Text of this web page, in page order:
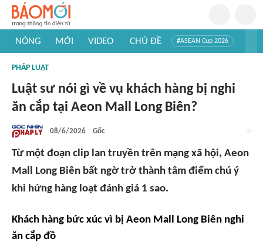
NÓNG MỚI VIDEO CHỦ ĐỀ #ASEAN Cup 2026
#Khám phá thế giới
PHÁP LUẬT
Luật sư nói gì về vụ khách hàng bị nghi
ăn cắp tại Aeon Mall Long Biên?
08/6/2026 Gốc
Từ một đoạn clip lan truyền trên mạng xã hội, Aeon
Mall Long Biên bất ngờ trở thành tâm điểm chú ý
khi hứng hàng loạt đánh giá 1 sao.
Khách hàng bức xúc vì bị Aeon Mall Long Biên nghi
ăn cắp đồ